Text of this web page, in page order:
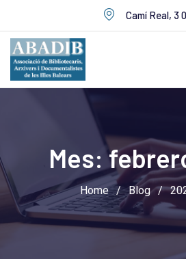
to
content
Camí Real, 3
Mes:
Home / Blog /